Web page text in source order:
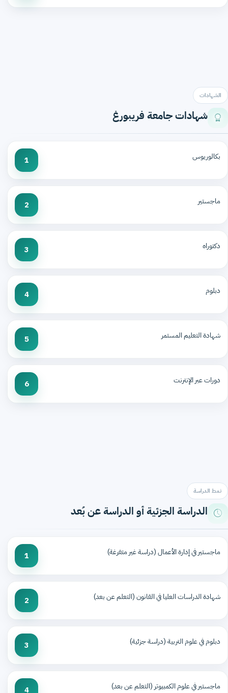
الشهادات
شهادات جامعة فريبورغ
بكالوريوس 1
ماجستير 2
دكتوراه 3
دبلوم 4
شهادة التعليم المستمر 5
دورات عبر الإنترنت 6
نمط الدراسة
الدراسة الجزئية أو الدراسة عن بُعد
ماجستير في إدارة الأعمال (دراسة غير متفرغة) 1
شهادة الدراسات العليا في القانون (التعلم عن بعد) 2
دبلوم في علوم التربية (دراسة جزئية) 3
ماجستير في علوم الكمبيوتر (التعلم عن بعد) 4